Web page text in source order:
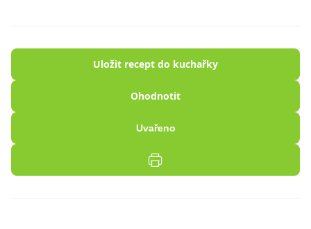
Uložit recept do kuchařky
Ohodnotit
Uvařeno